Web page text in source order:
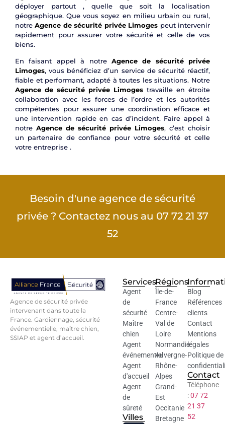
déployer partout , quelle que soit la localisation
géographique. Que vous soyez en milieu urbain ou rural,
notreAgence de sécurité privée Limoges peut intervenir
rapidement pour assurer votre sécurité et celle de vos
biens.
En faisant appel à notre Agence de sécurité privée
Limoges, vous bénéficiez d’un service de sécurité réactif,
fiable et performant, adapté à toutes les situations. Notre
Agence de sécurité privée Limoges travaille en étroite
collaboration avec les forces de l’ordre et les autorités
compétentes pour assurer une coordination efficace et
une intervention rapide en cas d’incident. Faire appel à
notre Agence de sécurité privée Limoges, c’est choisir
un partenaire de confiance pour votre sécurité et celle
votre entreprise .
Besoin d'une agence de sécurité
privée ? Contactez nous au 07 72 21 37
52
Agence de sécurité privée
intervenant dans toute la
France. Gardiennage, sécurité
événementielle, maître chien,
SSIAP et agent d’accueil.
Services
Agent
de
sécurité
Maître
chien
Agent
événementiel
Agent
d'accueil
Agent
de
sûreté
Villes
Régions
Île-de-
France
Centre-
Val de
Loire
Normandie
Auvergne-
Rhône-
Alpes
Grand-
Est
Occitanie
Bretagne
Blog
Références
clients
Contact
Mentions
légales
Politique de
Contact
Téléphone
:07 72
21 37
52